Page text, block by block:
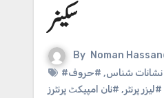
سکینر
By Noman Hassan
شناس, #حروف
#لیزر پرنٹر, #نان امپیکٹ پرنٹرز